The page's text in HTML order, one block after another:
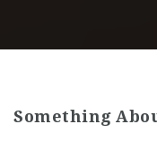
Something